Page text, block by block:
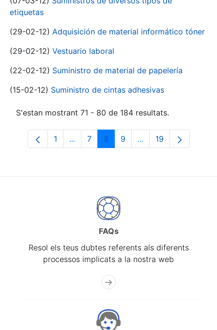
etiquetas
(29-02-12) Adquisición de material informático tóner
(29-02-12) Vestuario laboral
(22-02-12) Suministro de material de papelería
(15-02-12) Suministro de cintas adhesivas
S'estan mostrant 71 - 80 de 184 resultats.
Pàgina
1 ...Pàgines intermèdies Utilitzeu TAB per
Pàgina
7 Pàgina
8 Pàgina
9 ...PàginesPàgina
19
FAQs
Resol els teus dubtes referents als diferents
processos implicats a la nostra web